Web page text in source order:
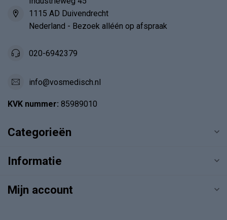
1115 AD Duivendrecht
Nederland - Bezoek alléén op afspraak
020-6942379
info@vosmedisch.nl
KVK nummer: 85989010
Categorieën
Informatie
Mijn account